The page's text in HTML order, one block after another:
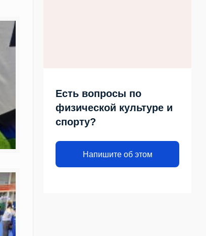
Есть вопросы по
физической культуре и
спорту?
Напишите об этом